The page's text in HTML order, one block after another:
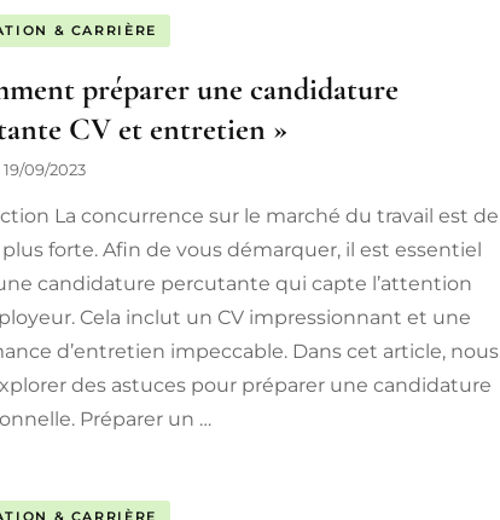
& CARRIÈRE
préparer une candidature
CV et entretien »
19/09/2023
La concurrence sur le marché du travail est de
forte. Afin de vous démarquer, il est essentiel
candidature percutante qui capte l’attention
Cela inclut un CV impressionnant et une
d’entretien impeccable. Dans cet article, nous
des astuces pour préparer une candidature
Préparer un …